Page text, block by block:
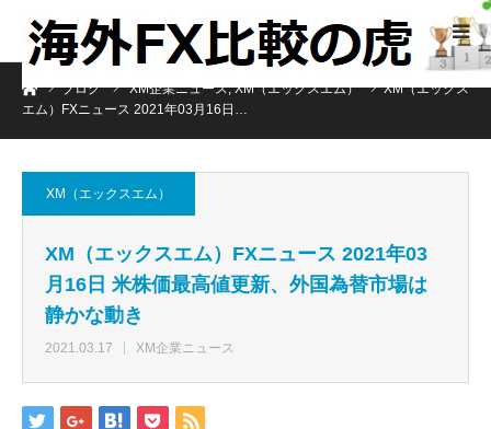
ホームブログ XM企業ニュース, XM（エックスエム）
XM（エックス
エム）FXニュース 2021年03月16日…
XM（エックスエム）
XM（エックスエム）FXニュース 2021年03
月16日 米株価最高値更新、外国為替市場は
静かな動き
2021.03.17 XM企業ニュース